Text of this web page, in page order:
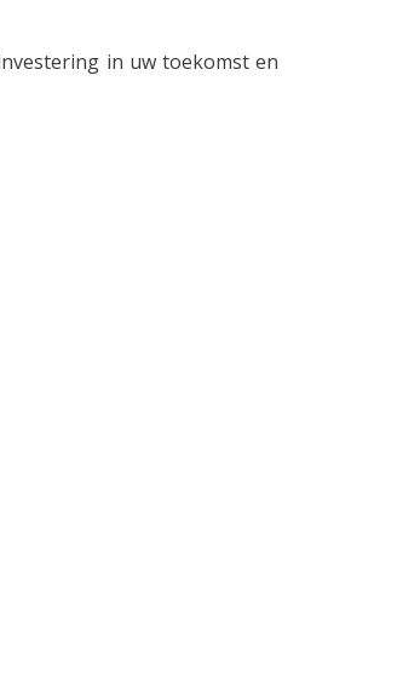
in uw toekomst en